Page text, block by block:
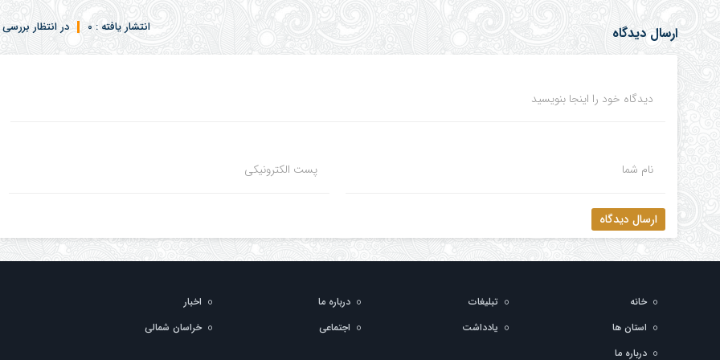
ارسال دیدگاه در انتظار بررسی انتشار یافته : 0
دیدگاه خود را اینجا بنویسید
نام شما پست الکترونیکی
ارسال دیدگاه
خانه تبلیغات درباره ما
اخبار
استان ها
یادداشت اجتماعی
خراسان شمالی
درباره ما